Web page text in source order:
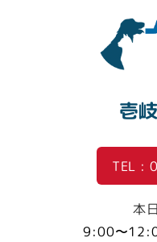
壱
TEL :
本
9:00〜